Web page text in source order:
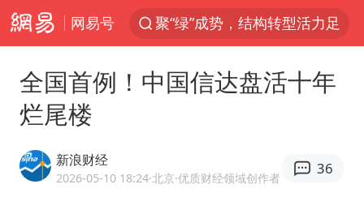
网易号
80后女柜员获聘4200亿银行副行长
郑国霖回应去景区上班被保安拦下
空调发明出来竟然不是为了给人降温
全国首例！中国信达盘活十年
烂尾楼
新浪财经
2026-05-10 18:24·北京·优质财经领域创作者
36